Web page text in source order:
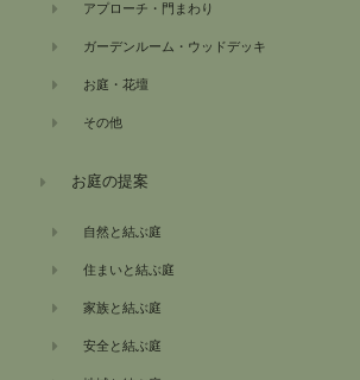
アプローチ・門まわり
ガーデンルーム・ウッドデッキ
お庭・花壇
その他
お庭の提案
自然と結ぶ庭
住まいと結ぶ庭
家族と結ぶ庭
安全と結ぶ庭